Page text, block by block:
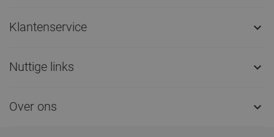
Klantenservice 
Nuttige links 
Over ons 